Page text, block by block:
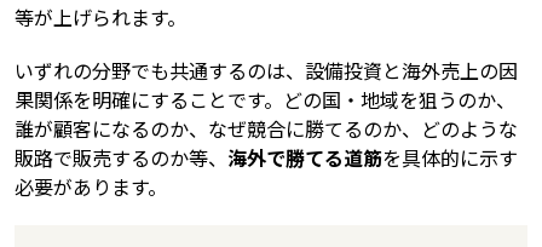
等が上げられます。
いずれの分野でも共通するのは、設備投資と海外売上の因
果関係を明確にすることです。どの国・地域を狙うのか、
誰が顧客になるのか、なぜ競合に勝てるのか、どのような
販路で販売するのか等、 海外で勝てる道筋を具体的に示す
必要があります。